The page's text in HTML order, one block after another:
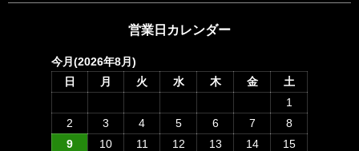
営業日カレンダー
今月(2026年8月)
日
月 火 水 木 金
土
1
2
3 4 5 6 7
8
9
10 11 12 13 14
15